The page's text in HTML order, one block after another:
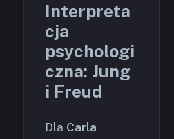
Interpreta
cja
psychologi
czna: Jung
i Freud
Dla Carla